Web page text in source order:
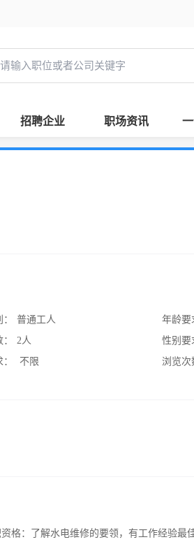
招聘企业 职场资讯
普通工人
2人
不限
年龄要
性别要
浏览次
格：了解水电维修的要领，有工作经验最